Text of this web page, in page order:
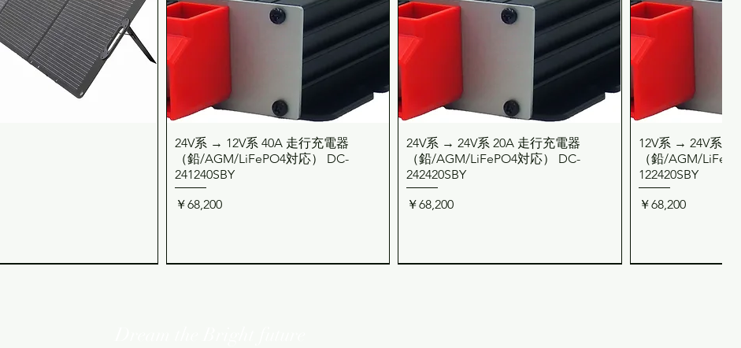
クイックビュー
24V系 → 12V系 40A 走行充電器
（鉛/AGM/LiFePO4対応） DC-
241240SBY
価格
￥68,200
クイックビュー
24V系 → 24V系 20A 走行充電器
（鉛/AGM/LiFePO4対応） DC-
242420SBY
価格
￥68,200
クイッ
12V系 → 24V系
（鉛/AGM/
122420SBY
価格
￥68,200